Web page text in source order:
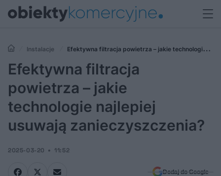
Instalacje
Efektywna filtracja powietrza – jakie technologie
najlepiej usuwają zanieczyszczenia?
Efektywna filtracja
powietrza – jakie
technologie najlepiej
usuwają zanieczyszczenia?
2025-03-20 11:52
Dodaj do Google